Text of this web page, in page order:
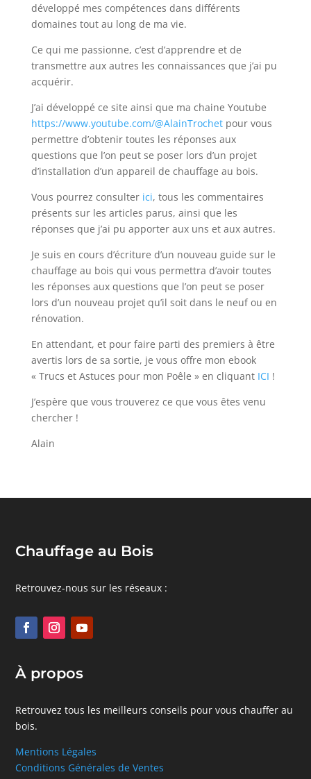
développé mes compétences dans différents
domaines tout au long de ma vie.
Ce qui me passionne, c’est d’apprendre et de
transmettre aux autres les connaissances que j’ai pu
acquérir.
J’ai développé ce site ainsi que ma chaine Youtube
https://www.youtube.com/@AlainTrochetpour vous
permettre d’obtenir toutes les réponses aux
questions que l’on peut se poser lors d’un projet
d’installation d’un appareil de chauffage au bois.
Vous pourrez consulter ici, tous les commentaires
présents sur les articles parus, ainsi que les
réponses que j’ai pu apporter aux uns et aux autres.
Je suis en cours d’écriture d’un nouveau guide sur le
chauffage au bois qui vous permettra d’avoir toutes
les réponses aux questions que l’on peut se poser
lors d’un nouveau projet qu’il soit dans le neuf ou en
rénovation.
En attendant, et pour faire parti des premiers à être
avertis lors de sa sortie, je vous offre mon ebook
« Trucs et Astuces pour mon Poêle » en cliquant ICI !
J’espère que vous trouverez ce que vous êtes venu
chercher !
Alain
Chauffage au Bois
Retrouvez-nous sur les réseaux :
À propos
Retrouvez tous les meilleurs conseils pour vous chauffer au
bois.
Mentions Légales
Conditions Générales de Ventes